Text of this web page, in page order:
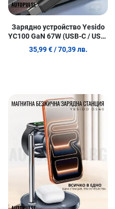
Зарядно устройство Yesido
YC100 GaN 67W (USB-C / USB-
A)
35,99 € / 70,39 лв.
Добави в любими
Сравни продукт
Quick View